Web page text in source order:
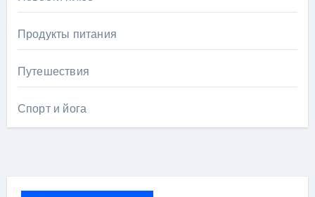
Продукты питания
Путешествия
Спорт и йога